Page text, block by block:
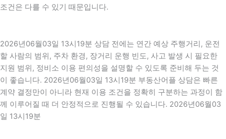
조건은 다를 수 있기 때문입니다.
2026년06월03일 13시19분 상담 전에는 연간 예상 주행거리, 운전
할 사람의 범위, 주차 환경, 장거리 운행 빈도, 사고 발생 시 필요한
지원 범위, 정비소 이용 편의성을 설명할 수 있도록 준비해 두는 것
이 좋습니다. 2026년06월03일 13시19분 부동산어플 상담은 빠른
계약 결정만이 아니라 현재 이용 조건을 정확히 구분하는 과정이 함
께 이루어질 때 더 안정적으로 진행될 수 있습니다. 2026년06월03
일 13시19분